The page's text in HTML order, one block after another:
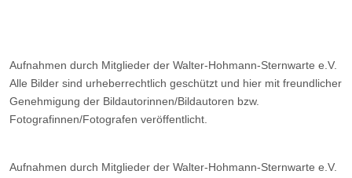
Aufnahmen durch Mitglieder der Walter-Hohmann-Sternwarte e.V.
Alle Bilder sind urheberrechtlich geschützt und hier mit freundlicher
Genehmigung der Bildautorinnen/Bildautoren bzw.
Fotografinnen/Fotografen veröffentlicht.
Aufnahmen durch Mitglieder der Walter-Hohmann-Sternwarte e.V.